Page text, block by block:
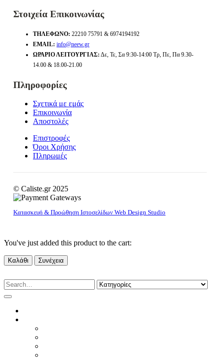
Στοιχεία Επικοινωνίας
ΤΗΛΈΦΩΝΟ: 22210 75791 & 6974194192
EMAIL: info@neew.gr
ΩΡΆΡΙΟ ΛΕΙΤΟΥΡΓΊΑΣ: Δε, Τε, Σα 9:30-14:00 Τρ, Πε, Πα 9.30-
14.00 & 18.00-21.00
Πληροφορίες
Σχετικά με εμάς
Επικοινωνία
Αποστολές
Επιστροφές
Όροι Χρήσης
Πληρωμές
© Caliste.gr 2025
Κατασκευή & Προώθηση Ιστοσελίδων Web Design Studio
You've just added this product to the cart:
Καλάθι Συνέχεια